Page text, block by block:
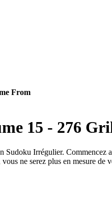
From
15 - 276
Irrégulier. Commencez
ne serez plus en mesure de